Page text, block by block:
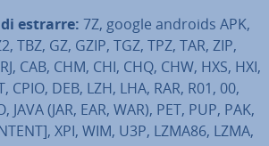
estrarre: 7Z, google androids APK,
TBZ, GZ, GZIP, TGZ, TPZ, TAR, ZIP,
CAB, CHM, CHI, CHQ, CHW, HXS, HXI,
CPIO, DEB, LZH, LHA, RAR, R01, 00,
JAVA (JAR, EAR, WAR), PET, PUP, PAK,
XPI, WIM, U3P, LZMA86, LZMA,